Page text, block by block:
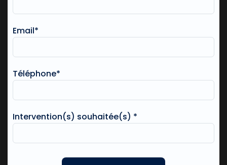
Email*
Téléphone*
Intervention(s) souhaitée(s) *